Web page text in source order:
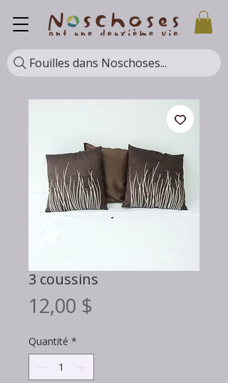
Fouilles dans Noschoses...
3 coussins
12,00 $
Quantité *